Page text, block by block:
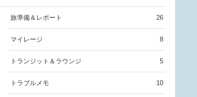
旅準備＆レポート 26
マイレージ 8
トランジット＆ラウンジ 5
トラブルメモ 10